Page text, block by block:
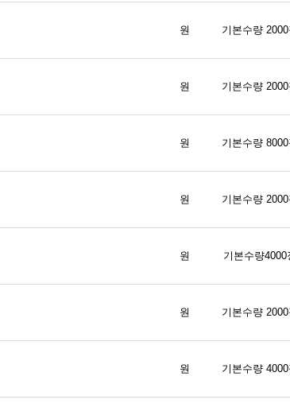
원 기본수량
원 기본수량
원 기본수량
원 기본수량
원 기본수량4000
원 기본수량
원 기본수량